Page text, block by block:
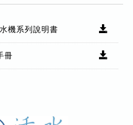
機系列說明書
冊